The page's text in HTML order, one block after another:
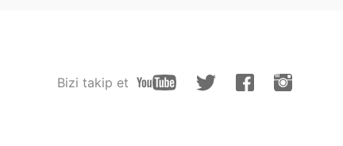
Bizi takip et